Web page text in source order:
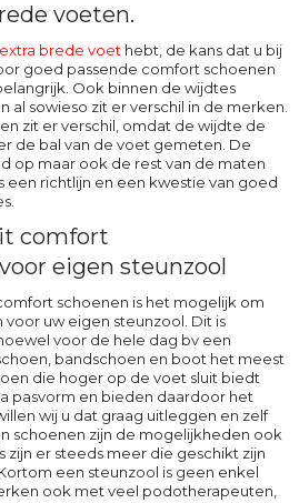
voeten.
extra brede voet hebt, de kans dat u bij
goed passende comfort schoenen
Ook binnen de wijdtes
al sowieso zit er verschil in de merken.
zit er verschil, omdat de wijdte de
de bal van de voet gemeten. De
op maar ook de rest van de maten
een richtlijn en een kwestie van goed
comfort
eigen steunzool
schoenen is het mogelijk om
uw eigen steunzool. Dit is
voor de hele dag bv een
bandschoen en boot het meest
die hoger op de voet sluit biedt
pasvorm en bieden daardoor het
wij u dat graag uitleggen en zelf
schoenen zijn de mogelijkheden ook
zijn er steeds meer die geschikt zijn
een steunzool is geen enkel
ook met veel podotherapeuten,